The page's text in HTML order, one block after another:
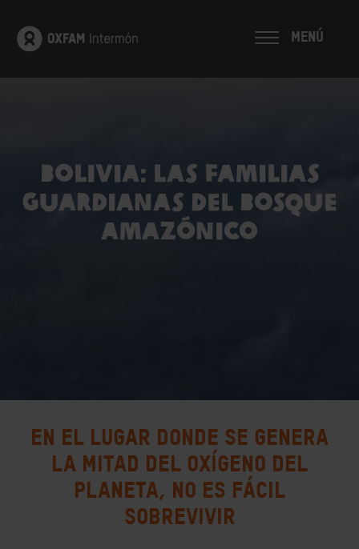
MENÚ
Bolivia: las familias
guardianas del bosque
amazónico
EN EL LUGAR DONDE SE GENERA
LA MITAD DEL OXÍGENO DEL
PLANETA, NO ES FÁCIL
SOBREVIVIR